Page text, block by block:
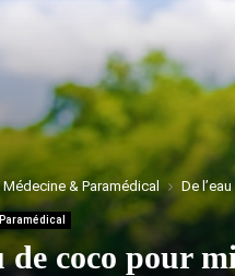
& Paramédical De
de coco pour